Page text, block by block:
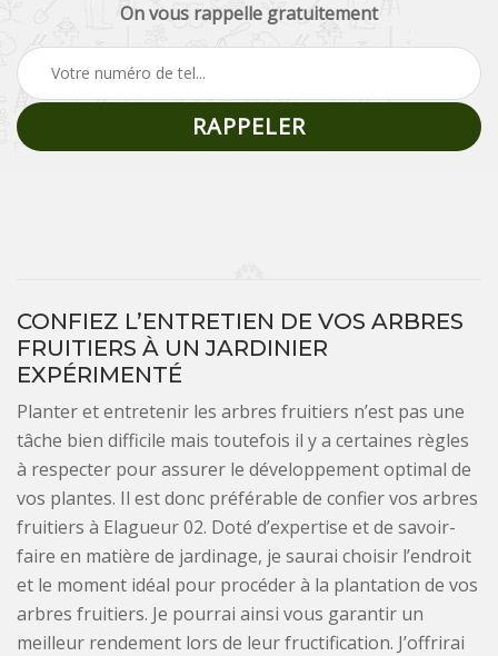
On vous rappelle gratuitement
CONFIEZ L’ENTRETIEN DE VOS ARBRES
FRUITIERS À UN JARDINIER
EXPÉRIMENTÉ
Planter et entretenir les arbres fruitiers n’est pas une
tâche bien difficile mais toutefois il y a certaines règles
à respecter pour assurer le développement optimal de
vos plantes. Il est donc préférable de confier vos arbres
fruitiers à Elagueur 02. Doté d’expertise et de savoir-
faire en matière de jardinage, je saurai choisir l’endroit
et le moment idéal pour procéder à la plantation de vos
arbres fruitiers. Je pourrai ainsi vous garantir un
meilleur rendement lors de leur fructification. J’offrirai